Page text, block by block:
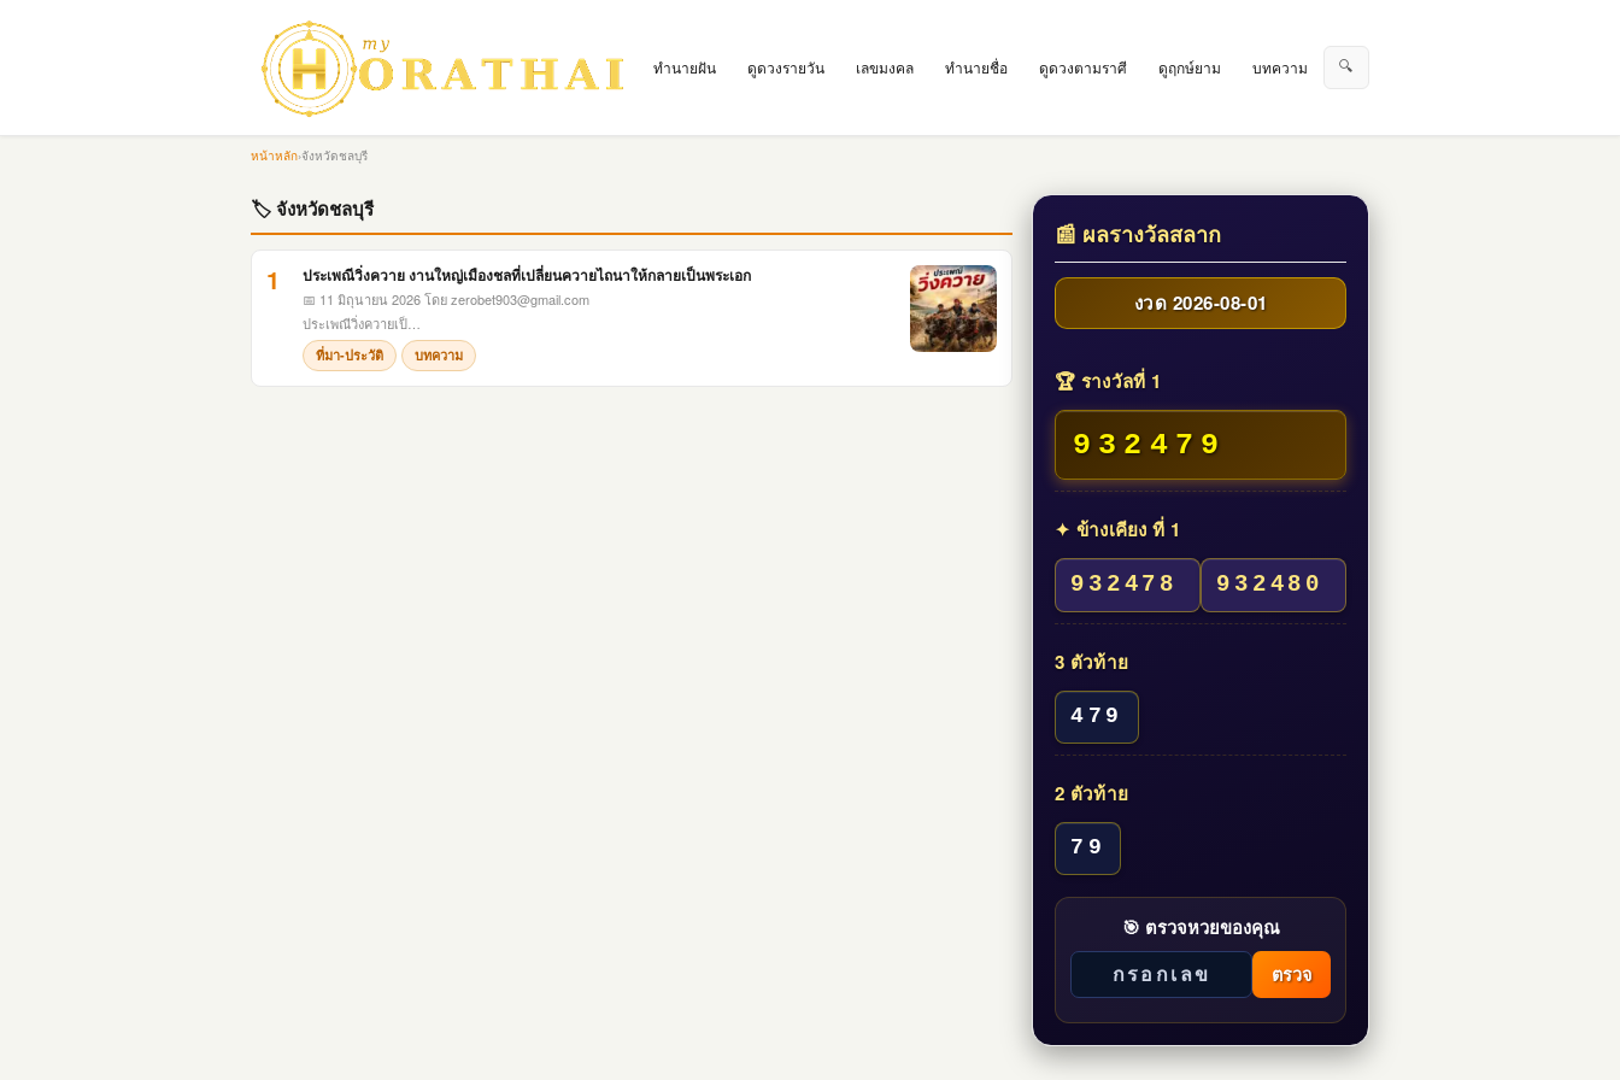
ทำนายฝัน ดูดวงรายวัน เลขมงคล ทำนายชื่อ ดูดวงตามราศี ดูฤกษ์ยาม บทความ 🔍
หน้าหลัก›จังหวัดชลบุรี
🏷 จังหวัดชลบุรี
1 ประเพณีวิ่งควาย งานใหญ่เมืองชลที่เปลี่ยนควายไถนาให้กลายเป็นพระเอก
📅 11 มิถุนายน 2026โดยzerobet903@gmail.com
ประเพณีวิ่งควายเป็…
ที่มา-ประวัติ บทความ
📰 ผลรางวัลสลาก
งวด 2026-08-01
🏆 รางวัลที่ 1
932479
✦ ข้างเคียง ที่ 1
932478 932480
3 ตัวท้าย
479
2 ตัวท้าย
79
🎯 ตรวจหวยของคุณ
ตรวจ